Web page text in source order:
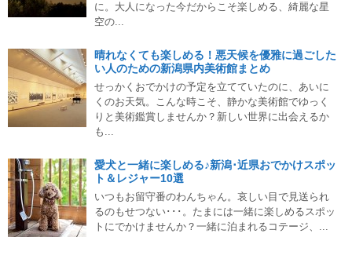
に。大人になった今だからこそ楽しめる、綺麗な星
空の...
晴れなくても楽しめる！悪天候を優雅に過ごした
い人のための新潟県内美術館まとめ
せっかくおでかけの予定を立てていたのに、あいに
くのお天気。こんな時こそ、静かな美術館でゆっく
りと美術鑑賞しませんか？新しい世界に出会えるか
も...
愛犬と一緒に楽しめる♪新潟･近県おでかけスポッ
ト＆レジャー10選
いつもお留守番のわんちゃん。哀しい目で見送られ
るのもせつない･･･。たまには一緒に楽しめるスポッ
トにでかけませんか？一緒に泊まれるコテージ、...